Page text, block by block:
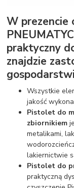
W prezencie
praktyczny
znajdzie
Wszystkie
jakość
Pistolet do
zbiornikiem
metalikami,
lakiernictwie
Pistolet do
praktyczną